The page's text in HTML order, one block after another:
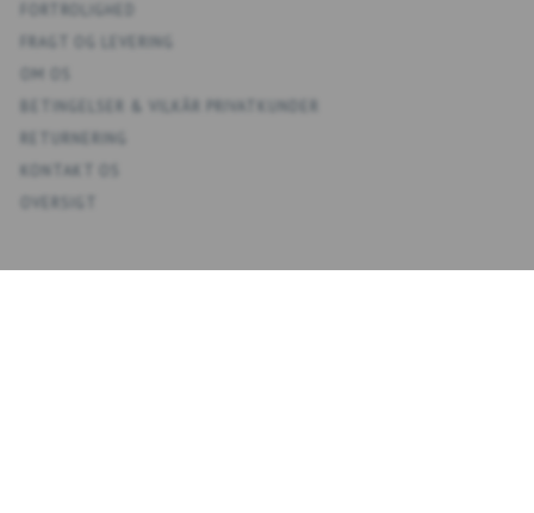
OM OS
KONTAKT OS